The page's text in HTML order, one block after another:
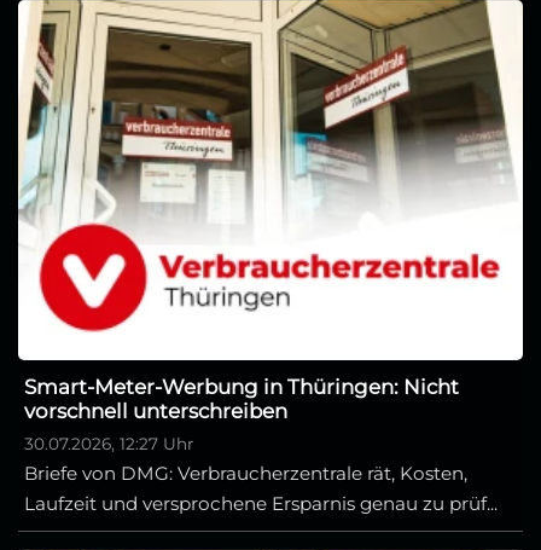
Smart-Meter-Werbung in Thüringen: Nicht
vorschnell unterschreiben
30.07.2026, 12:27 Uhr
Briefe von DMG: Verbraucherzentrale rät, Kosten,
Laufzeit und versprochene Ersparnis genau zu prüf...